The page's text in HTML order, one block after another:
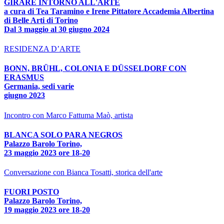
GIRARE INTORNO ALL'ARTE
a cura di Tea Taramino e Irene Pittatore Accademia Albertina
di Belle Arti di Torino
Dal 3 maggio al 30 giugno 2024
RESIDENZA D’ARTE
BONN, BRÜHL, COLONIA E DÜSSELDORF CON
ERASMUS
Germania, sedi varie
giugno 2023
Incontro con Marco Fattuma Maò, artista
BLANCA SOLO PARA NEGROS
Palazzo Barolo Torino,
23 maggio 2023 ore 18-20
Conversazione con Bianca Tosatti, storica dell'arte
FUORI POSTO
Palazzo Barolo Torino,
19 maggio 2023 ore 18-20